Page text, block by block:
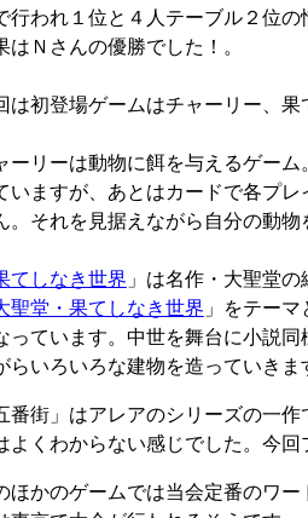
行われ１位と４人テーブル２位
はＮさんの優勝でした！。
は初登場ゲームはチャーリー、果
ーリーは動物に餌を与えるゲー
いますが、あとはカードで各プ
。それを見据えながら自分の動物
てしなき世界 」は名作・大聖堂
聖堂・果てしなき世界 」をテー
っています。中世を舞台に小説
らいろいろな建物を造っていきま
番街」はアレアのシリーズの一
よくわからない感じでした。今回
ほかのゲームでは当会定番のワ